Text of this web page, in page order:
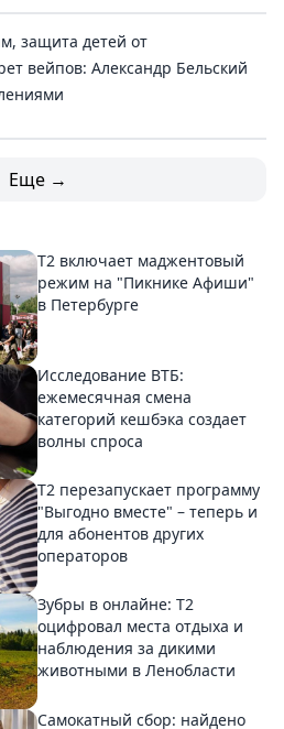
защита детей от
вейпов: Александр Бельский
Еще →
Т2 включает маджентовый
режим на "Пикнике Афиши"
в Петербурге
Исследование ВТБ:
ежемесячная смена
категорий кешбэка создает
волны спроса
Т2 перезапускает программу
"Выгодно вместе" – теперь и
для абонентов других
операторов
Зубры в онлайне: Т2
оцифровал места отдыха и
наблюдения за дикими
животными в Ленобласти
Самокатный сбор: найдено